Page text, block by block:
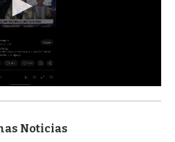
Noticias